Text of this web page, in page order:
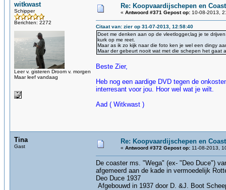
witkwast
Schipper
Berichten: 2272
Leer v. gisteren Droom v. morgen
Maar leef vandaag
Re: Koopvaardijschepen en
« Antwoord #371 Gepost op: 10-08-2013,
Citaat van: zier op 31-07-2013, 12:58:40
Doet me denken aan op de vleetlogger,lag je te
kurk op me reet.
Maar as ik zo kijk naar die foto ken je wel een dingy
Maar der gebeurt nooit wat met die schepen het gaat
Beste Zier,
Heb nog een aardige DVD tegen de
interresant voor jou. Hoor wel wat je wilt.
Aad ( Witkwast )
Tina
Gast
Re: Koopvaardijschepen en
« Antwoord #372 Gepost op: 11-08-2013,
De coaster ms. "Wega" (ex- "Deo Duce")
afgemeerd aan
Deo Duce 1937
Afgebouwd in 1937 door D. &J. Boot